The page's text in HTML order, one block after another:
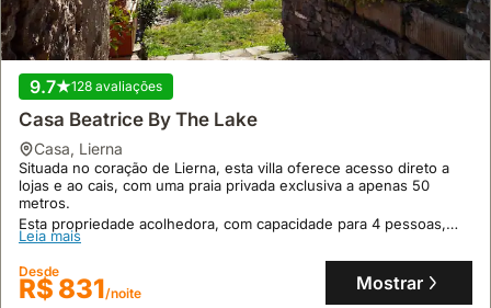
9.7 128 avaliações
Casa Beatrice By The Lake
casa, Lierna
Situada no coração de Lierna, esta villa oferece acesso direto a
lojas e ao cais, com uma praia privada exclusiva a apenas 50
metros.
Esta propriedade acolhedora, com capacidade para 4 pessoas,
dispõe de uma cozinha totalmente equipada, Wi-Fi de alta
Leia mais
Desde
R$ 831/noite Mostrar